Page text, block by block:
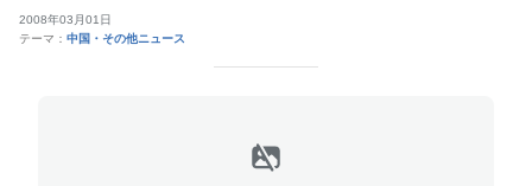
2008年03月01日
テーマ： 中国・その他ニュース